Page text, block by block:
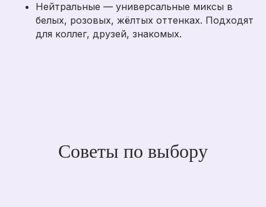
Нейтральные — универсальные миксы в
белых, розовых, жёлтых оттенках. Подходят
для коллег, друзей, знакомых.
Советы по выбору